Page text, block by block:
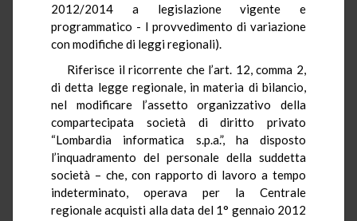
2012/2014 a legislazione vigente e
programmatico - I provvedimento di variazione
con modifiche di leggi regionali).
Riferisce il ricorrente che l’art. 12, comma 2,
di detta legge regionale, in materia di bilancio,
nel modificare l’assetto organizzativo della
compartecipata società di diritto privato
“Lombardia informatica s.p.a.”, ha disposto
l’inquadramento del personale della suddetta
società – che, con rapporto di lavoro a tempo
indeterminato, operava per la Centrale
regionale acquisti alla data del 1° gennaio 2012